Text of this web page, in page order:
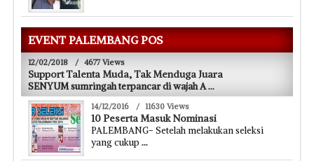
EVENT PALEMBANG POS
12/02/2018 / 4677 Views
Support Talenta Muda, Tak Menduga Juara
SENYUM sumringah terpancar di wajah A...
14/12/2016 / 11630 Views
10 Peserta Masuk Nominasi
PALEMBANG- Setelah melakukan seleksi
yang cukup ...